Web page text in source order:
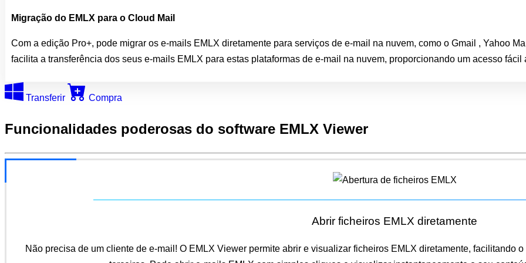
Migração do EMLX para o Cloud Mail
Com a edição Pro+, pode migrar os e-mails EMLX diretamente para serviços de e-mail na nuvem, como o Gmail , Yahoo
facilita a transferência dos seus e-mails EMLX para estas plataformas de e-mail na nuvem, proporcionando um acesso
Transferir Compra
Funcionalidades poderosas do software EMLX Viewer
Abrir ficheiros EMLX diretamente
Não precisa de um cliente de e-mail! O EMLX Viewer permite abrir e visualizar ficheiros EMLX diretamente, facilitando